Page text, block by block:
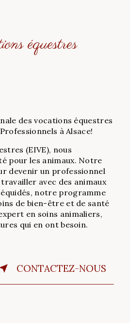
équestres
des vocations équestres
à Alsace!
(EIVE), nous
pour les animaux. Notre
devenir un professionnel
avec des animaux
équidés, notre programme
de bien-être et de santé
en soins animaliers,
qui en ont besoin.
CONTACTEZ-NOUS